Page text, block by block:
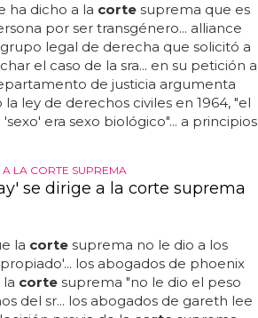
ha dicho a la cortesuprema que es
por ser transgénero... alliance
legal de derecha que solicitó a
el caso de la sra... en su petición a
de justicia argumenta
ley de derechos civiles en 1964, "el
era sexo biológico"... a principios
A LA CORTE SUPREMA
se dirige a la corte suprema
la cortesuprema no le dio a los
los abogados de phoenix
cortesuprema "no le dio el peso
del sr... los abogados de gareth lee